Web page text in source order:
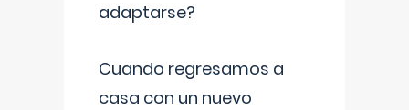
adaptarse?
Cuando regresamos a
casa con un nuevo